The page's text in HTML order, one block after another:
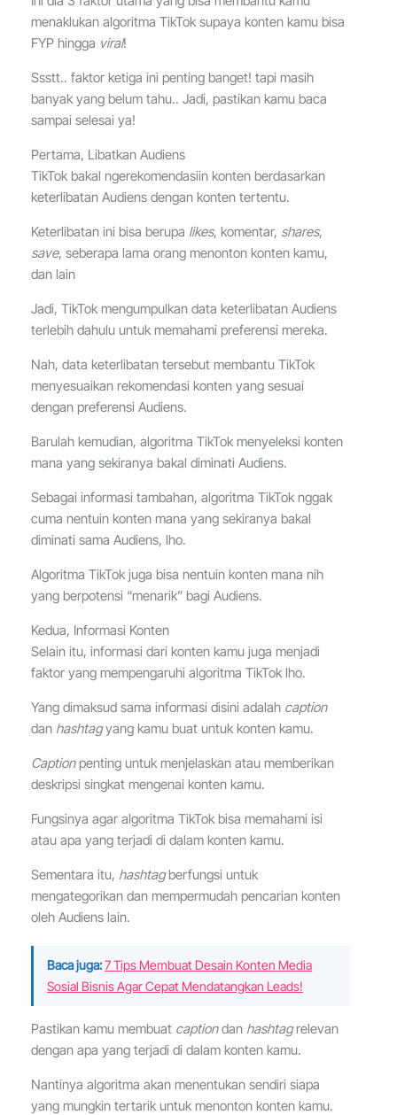
menaklukan algoritma TikTok supaya konten kamu bisa
FYP hingga viral!
Ssstt.. faktor ketiga ini penting banget! tapi masih
banyak yang belum tahu.. Jadi, pastikan kamu baca
sampai selesai ya!
Pertama, Libatkan Audiens
TikTok bakal ngerekomendasiin konten berdasarkan
keterlibatan Audiens dengan konten tertentu.
Keterlibatan ini bisa berupa likes, komentar, shares,
save, seberapa lama orang menonton konten kamu,
dan lain
Jadi, TikTok mengumpulkan data keterlibatan Audiens
terlebih dahulu untuk memahami preferensi mereka.
Nah, data keterlibatan tersebut membantu TikTok
menyesuaikan rekomendasi konten yang sesuai
dengan preferensi Audiens.
Barulah kemudian, algoritma TikTok menyeleksi konten
mana yang sekiranya bakal diminati Audiens.
Sebagai informasi tambahan, algoritma TikTok nggak
cuma nentuin konten mana yang sekiranya bakal
diminati sama Audiens, lho.
Algoritma TikTok juga bisa nentuin konten mana nih
yang berpotensi “menarik” bagi Audiens.
Kedua, Informasi Konten
Selain itu, informasi dari konten kamu juga menjadi
faktor yang mempengaruhi algoritma TikTok lho.
Yang dimaksud sama informasi disini adalah caption
dan hashtagyang kamu buat untuk konten kamu.
Captionpenting untuk menjelaskan atau memberikan
deskripsi singkat mengenai konten kamu.
Fungsinya agar algoritma TikTok bisa memahami isi
atau apa yang terjadi di dalam konten kamu.
Sementara itu, hashtagberfungsi untuk
mengategorikan dan mempermudah pencarian konten
oleh Audiens lain.
Baca juga:7 Tips Membuat Desain Konten Media
Sosial Bisnis Agar Cepat Mendatangkan Leads!
Pastikan kamu membuat captiondan hashtagrelevan
dengan apa yang terjadi di dalam konten kamu.
Nantinya algoritma akan menentukan sendiri siapa
yang mungkin tertarik untuk menonton konten kamu.